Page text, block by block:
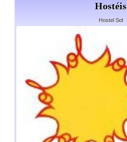
Hostéis
Hostel Sol